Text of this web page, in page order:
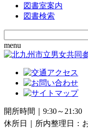
図書室案内
図書検索
Search
for:
menu
開所時間｜9:30～21:30
休所日｜所内整理日：